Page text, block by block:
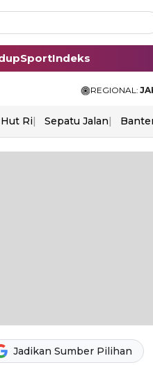
SportIndeks
REGIONAL:
Hut Ri Sepatu Jalan
Jadikan Sumber Pilihan